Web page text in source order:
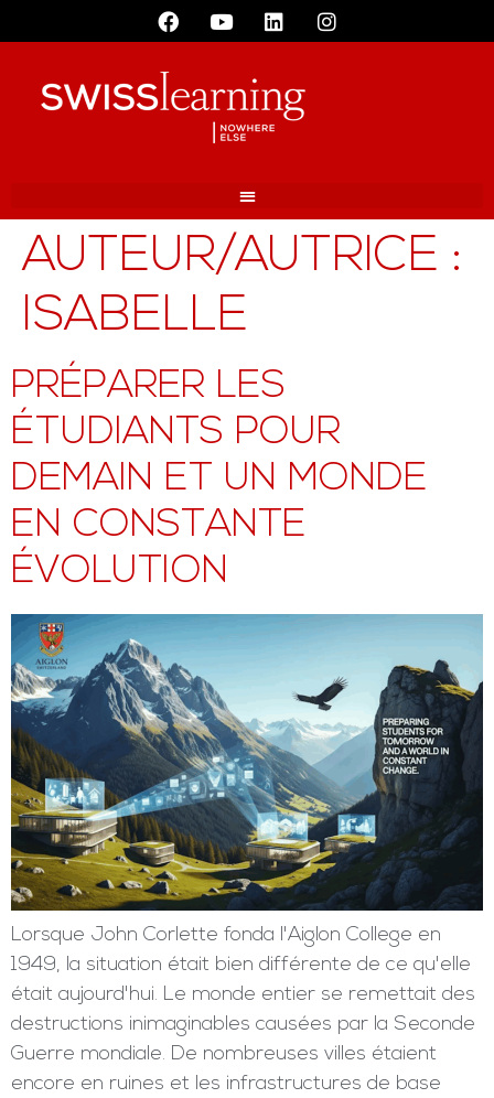
AUTEUR/AUTRICE :
ISABELLE
PRÉPARER LES
ÉTUDIANTS POUR
DEMAIN ET UN MONDE
EN CONSTANTE
ÉVOLUTION
Lorsque John Corlette fonda l'Aiglon College en
1949, la situation était bien différente de ce qu'elle
était aujourd'hui. Le monde entier se remettait des
destructions inimaginables causées par la Seconde
Guerre mondiale. De nombreuses villes étaient
encore en ruines et les infrastructures de base